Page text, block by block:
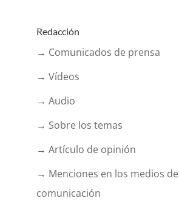
Redacción
→ Comunicados de prensa
→ Vídeos
→ Audio
→ Sobre los temas
→ Artículo de opinión
→ Menciones en los medios de
comunicación